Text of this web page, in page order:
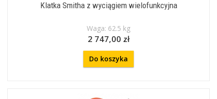
Klatka Smitha z wyciągiem wielofunkcyjna
Waga: 62.5 kg
2 747,00 zł
Do koszyka